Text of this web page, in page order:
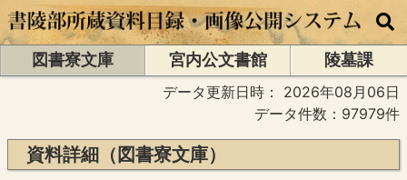
図書寮文庫 宮内公文書館
陵墓課
データ更新日時： 2026年08月06日
データ件数：97979件
資料詳細（図書寮文庫）